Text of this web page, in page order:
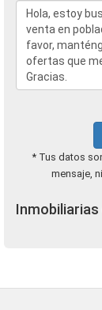
* Tus datos
mensaje,